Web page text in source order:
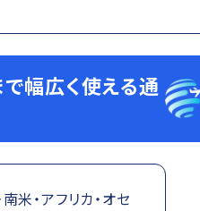
幅広く使える通
米・アフリカ・オセ